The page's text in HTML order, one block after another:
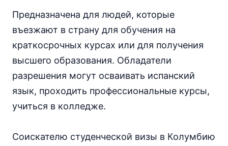
Предназначена для людей, которые
въезжают в страну для обучения на
краткосрочных курсах или для получения
высшего образования. Обладатели
разрешения могут осваивать испанский
язык, проходить профессиональные курсы,
учиться в колледже.
Соискателю студенческой визы в Колумбию